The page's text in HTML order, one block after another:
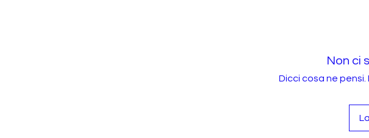
Non ci
Dicci cosa ne pensi.